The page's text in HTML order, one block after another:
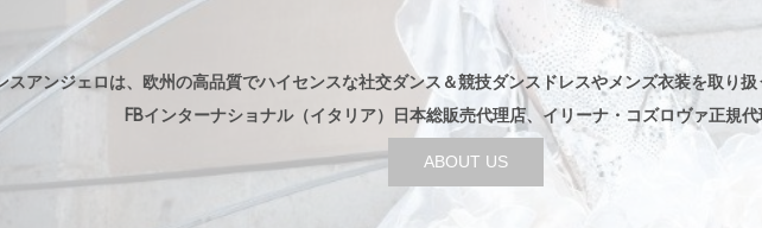
スアンジェロは、欧州の高品質でハイセンスな社交ダンス＆競技ダンスドレスやメンズ衣装を取り扱
FBインターナショナル（イタリア）日本総販売代理店、イリーナ・コズロヴァ正規代
ABOUT US